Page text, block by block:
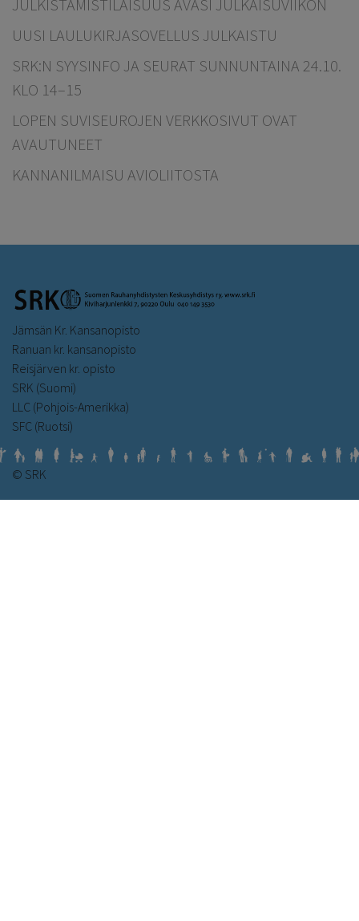
JULKISTAMISTILAISUUS AVASI JULKAISUVIIKON
UUSI LAULUKIRJASOVELLUS JULKAISTU
SRK:N SYYSINFO JA SEURAT SUNNUNTAINA 24.10.
KLO 14–15
LOPEN SUVISEUROJEN VERKKOSIVUT OVAT
AVAUTUNEET
KANNANILMAISU AVIOLIITOSTA
Jämsän Kr. Kansanopisto
Ranuan kr. kansanopisto
Reisjärven kr. opisto
SRK (Suomi)
LLC (Pohjois-Amerikka)
SFC (Ruotsi)
© SRK